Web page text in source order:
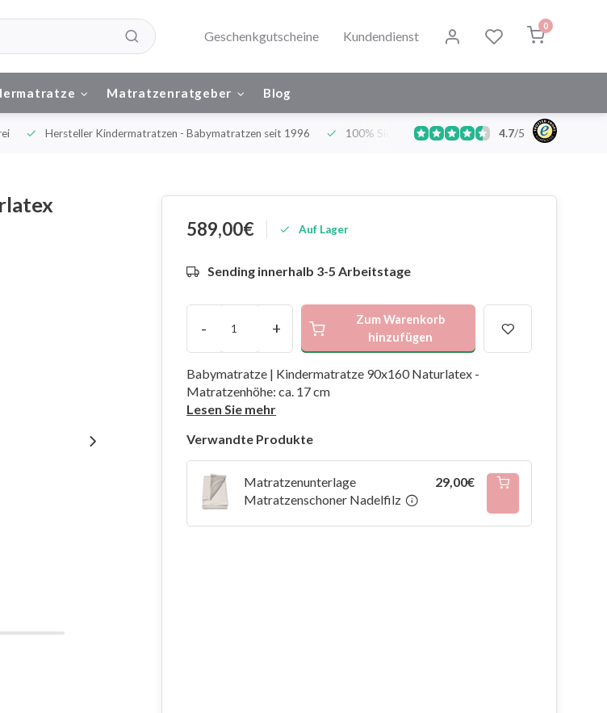
Geschenkgutscheine Kundendienst
0
Matratzenratgeber Blog
Hersteller Kindermatratzen - Babymatratzen seit 1996 100% Sicher und Hygienisch Deutschlands
4.7/5
589,00€ Auf Lager
Sending innerhalb 3-5 Arbeitstage
- +
Zum Warenkorb
hinzufügen
Babymatratze | Kindermatratze 90x160 Naturlatex -
Matratzenhöhe: ca. 17 cm
Lesen Sie mehr
Verwandte Produkte
Matratzenunterlage
Matratzenschoner Nadelfilz
29,00€